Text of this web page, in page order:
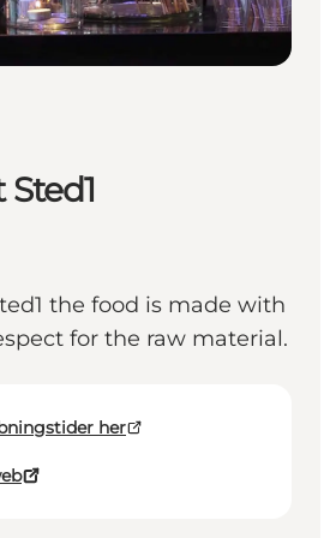
the food is made with
for the raw material.
her